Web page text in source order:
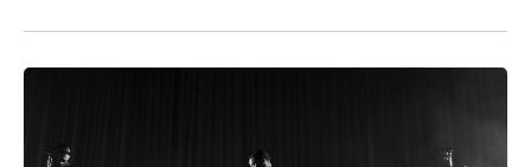
การผจญภัยครั้งใหม่ และภัยคุกคามจากไททันตัวใหม่ ๆ ใน